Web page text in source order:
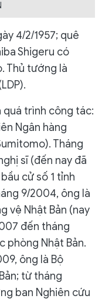
4/2/1957; quê
Shigeru có
Thủ tướng là
quá trình công tác:
Ngân hàng
Tháng
sĩ (đến nay đã
cử số 1 tỉnh
9/2004, ông là
vệ Nhật Bản (nay
đến tháng
phòng Nhật Bản.
ông là Bộ
từ tháng
ban Nghiên cứu